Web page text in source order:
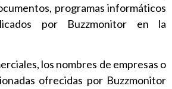
programas informáticos
por Buzzmonitor en la
los nombres de empresas o
ofrecidas por Buzzmonitor